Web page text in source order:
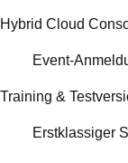
Hybrid Cloud
Event-
Training &
Erstklassiger